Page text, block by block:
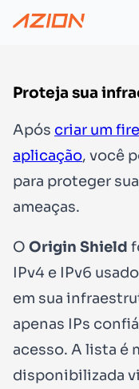
Proteja sua
Após criar um
aplicação, você
para proteger
ameaças.
O Origin Shield
IPv4 e IPv6
em sua
apenas IPs
acesso. A lista é
disponibilizada